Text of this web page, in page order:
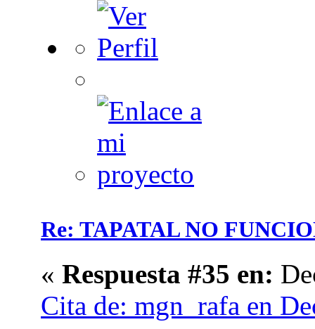
Re: TAPATAL NO
« Respuesta #35 en:
Cita de: mgn_rafa en